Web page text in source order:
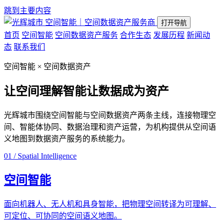
跳到主要内容
空间智能｜空间数据资产服务商
打开导航
首页 空间智能 空间数据资产服务 合作生态 发展历程 新闻动
态 联系我们
空间智能 × 空间数据资产
让空间理解智能让数据成为资产
光辉城市围绕空间智能与空间数据资产两条主线，连接物理空
间、智能体协同、数据治理和资产运营，为机构提供从空间语
义地图到数据资产服务的系统能力。
01 / Spatial Intelligence
空间智能
面向机器人、无人机和具身智能，把物理空间转译为可理解、
可定位、可协同的空间语义地图。